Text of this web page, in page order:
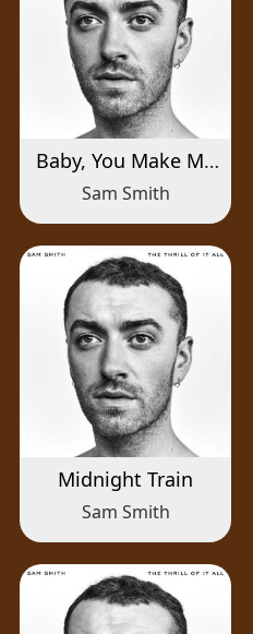
Baby, You Make Me
Crazy
Sam Smith
Midnight Train
Sam Smith